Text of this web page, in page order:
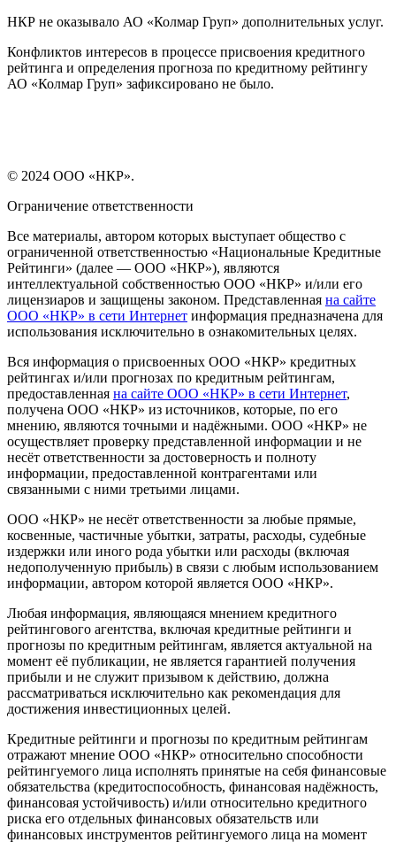
НКР не оказывало АО «Колмар Груп» дополнительных услуг.
Конфликтов интересов в процессе присвоения кредитного
рейтинга и определения прогноза по кредитному рейтингу
АО «Колмар Груп» зафиксировано не было.
© 2024 ООО «НКР».
Ограничение ответственности
Все материалы, автором которых выступает общество с
ограниченной ответственностью «Национальные Кредитные
Рейтинги» (далее — ООО «НКР»), являются
интеллектуальной собственностью ООО «НКР» и/или его
лицензиаров и защищены законом. Представленная на сайте
ООО «НКР» в сети Интернет информация предназначена для
использования исключительно в ознакомительных целях.
Вся информация о присвоенных ООО «НКР» кредитных
рейтингах и/или прогнозах по кредитным рейтингам,
предоставленная на сайте ООО «НКР» в сети Интернет,
получена ООО «НКР» из источников, которые, по его
мнению, являются точными и надёжными. ООО «НКР» не
осуществляет проверку представленной информации и не
несёт ответственности за достоверность и полноту
информации, предоставленной контрагентами или
связанными с ними третьими лицами.
ООО «НКР» не несёт ответственности за любые прямые,
косвенные, частичные убытки, затраты, расходы, судебные
издержки или иного рода убытки или расходы (включая
недополученную прибыль) в связи с любым использованием
информации, автором которой является ООО «НКР».
Любая информация, являющаяся мнением кредитного
рейтингового агентства, включая кредитные рейтинги и
прогнозы по кредитным рейтингам, является актуальной на
момент её публикации, не является гарантией получения
прибыли и не служит призывом к действию, должна
рассматриваться исключительно как рекомендация для
достижения инвестиционных целей.
Кредитные рейтинги и прогнозы по кредитным рейтингам
отражают мнение ООО «НКР» относительно способности
рейтингуемого лица исполнять принятые на себя финансовые
обязательства (кредитоспособность, финансовая надёжность,
финансовая устойчивость) и/или относительно кредитного
риска его отдельных финансовых обязательств или
финансовых инструментов рейтингуемого лица на момент